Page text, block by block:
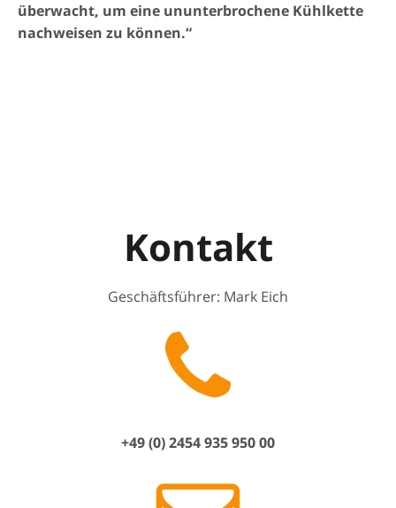
überwacht, um eine ununterbrochene Kühlkette
nachweisen zu können.“
Kontakt
Geschäftsführer: Mark Eich
+49 (0) 2454 935 950 00